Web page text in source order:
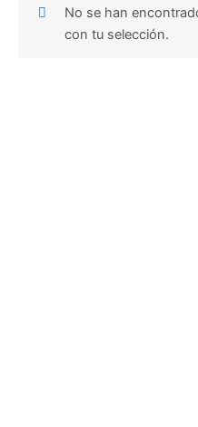
No se han
con tu selección.